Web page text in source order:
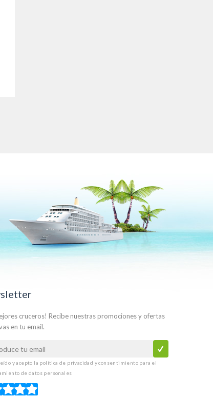
cruceros! Recibe nuestras promociones y ofertas
en tu email.
y acepto la política de privacidad y consentimiento para el
de datos personales